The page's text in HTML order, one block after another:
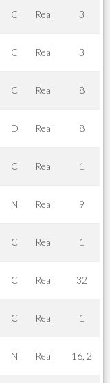
C Real 3
C Real 3
C Real 8
D Real 8
C Real 1
N Real 9
C Real 1
C Real 32
C Real 1
N Real 16, 2